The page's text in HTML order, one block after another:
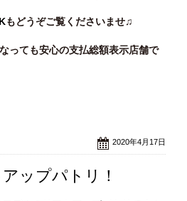
もどうぞご覧くださいませ♫
っても安心の支払総額表示店舗で
2020年4月17日
ップパトリ！